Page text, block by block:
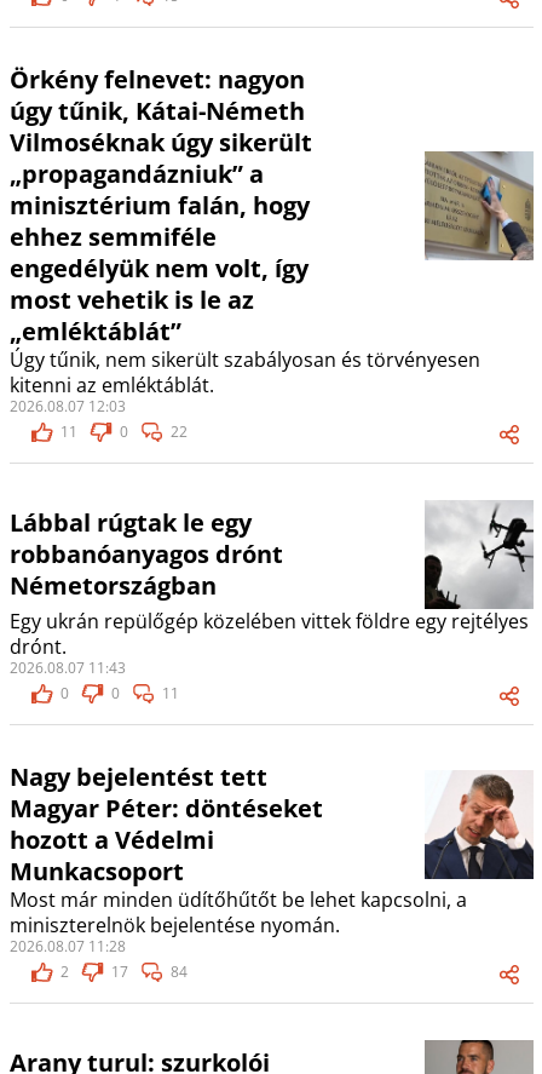
Örkény felnevet: nagyon
úgy tűnik, Kátai-Németh
Vilmoséknak úgy sikerült
„propagandázniuk” a
minisztérium falán, hogy
ehhez semmiféle
engedélyük nem volt, így
most vehetik is le az
„emléktáblát”
Úgy tűnik, nem sikerült szabályosan és törvényesen
kitenni az emléktáblát.
2026.08.07 12:03
11
0 22
Lábbal rúgtak le egy
robbanóanyagos drónt
Németországban
Egy ukrán repülőgép közelében vittek földre egy rejtélyes
drónt.
2026.08.07 11:43
0
0 11
Nagy bejelentést tett
Magyar Péter: döntéseket
hozott a Védelmi
Munkacsoport
Most már minden üdítőhűtőt be lehet kapcsolni, a
miniszterelnök bejelentése nyomán.
2026.08.07 11:28
2
17 84
Arany turul: szurkolói